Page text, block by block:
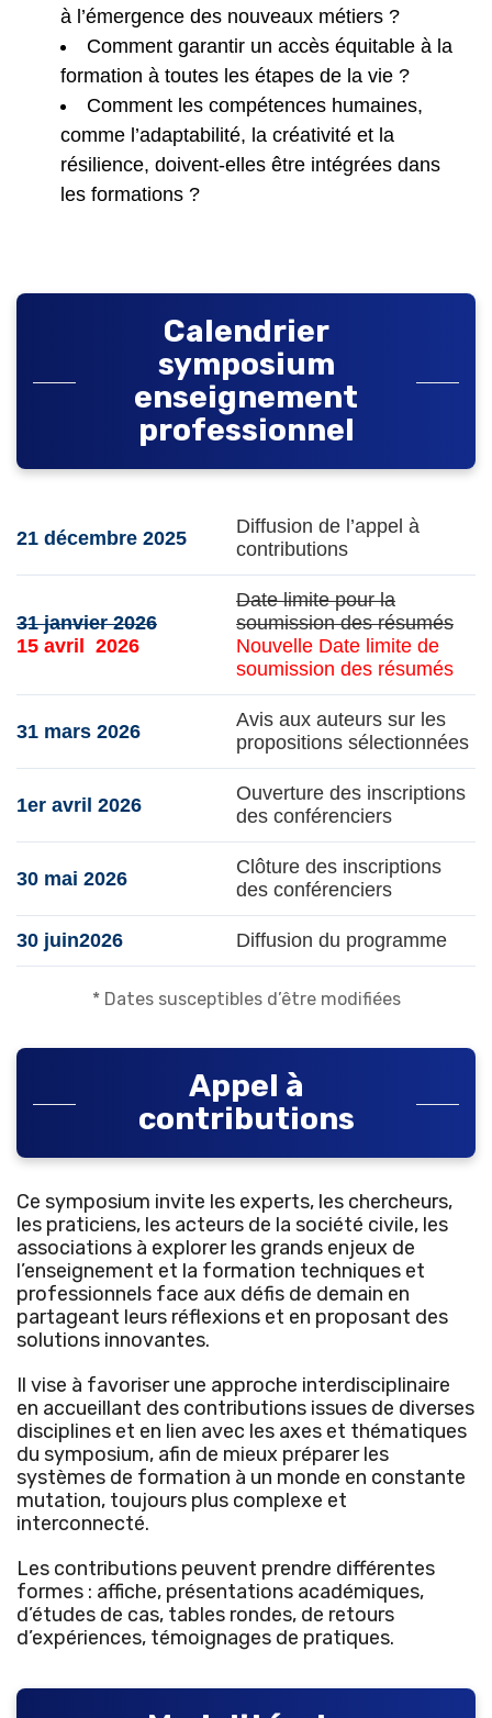
à l’émergence des nouveaux métiers ?
Comment garantir un accès équitable à la
formation à toutes les étapes de la vie ?
Comment les compétences humaines,
comme l’adaptabilité, la créativité et la
résilience, doivent-elles être intégrées dans
les formations ?
Calendrier
symposium
enseignement
professionnel
21 décembre 2025
Diffusion de l’appel à
contributions
31 janvier 2026
15 avril 2026
Date limite pour la
soumission des résumés
Nouvelle Date limite de
soumission des résumés
31 mars 2026
Avis aux auteurs sur les
propositions sélectionnées
1er avril 2026
Ouverture des inscriptions
des conférenciers
30 mai 2026
Clôture des inscriptions
des conférenciers
30 juin2026 Diffusion du programme
* Dates susceptibles d’être modifiées
Appel à
contributions
Ce symposium invite les experts, les chercheurs,
les praticiens, les acteurs de la société civile, les
associations à explorer les grands enjeux de
l’enseignement et la formation techniques et
professionnels face aux défis de demain en
partageant leurs réflexions et en proposant des
solutions innovantes.
Il vise à favoriser une approche interdisciplinaire
en accueillant des contributions issues de diverses
disciplines et en lien avec les axes et thématiques
du symposium, afin de mieux préparer les
systèmes de formation à un monde en constante
mutation, toujours plus complexe et
interconnecté.
Les contributions peuvent prendre différentes
formes : affiche, présentations académiques,
d’études de cas, tables rondes, de retours
d’expériences, témoignages de pratiques.